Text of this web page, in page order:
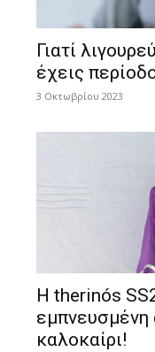
Γιατί
έχεις
3 Οκτωβρίου 2023
Η therinós
εμπνευσμένη
καλοκαίρι!